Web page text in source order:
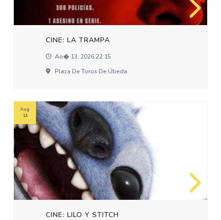
CINE: LA TRAMPA
Ao� 13, 2026 22:15
Plaza De Toros De Úbeda
CINE: LILO Y STITCH
Aug
14